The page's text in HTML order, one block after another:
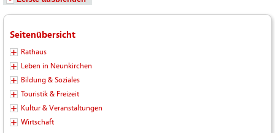
Seitenübersicht
Rathaus
Leben in Neunkirchen
Bildung & Soziales
Touristik & Freizeit
Kultur & Veranstaltungen
Wirtschaft